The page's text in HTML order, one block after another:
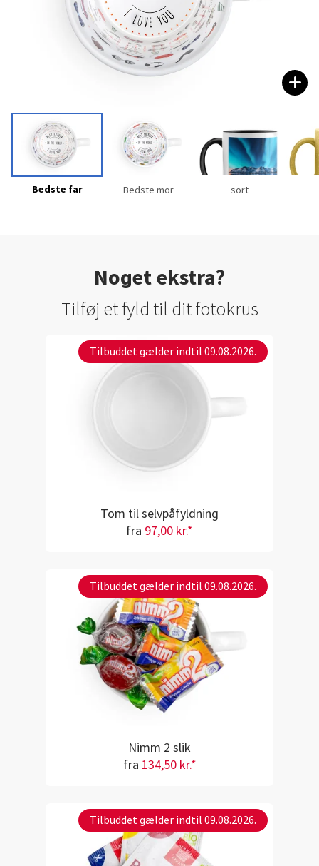
Bedste far Bedste mor sort
Noget ekstra?
Tilføj et fyld til dit fotokrus
Tilbuddet gælder indtil 09.08.2026.
Tom til selvpåfyldning
fra 97,00 kr.*
Tilbuddet gælder indtil 09.08.2026.
Nimm 2 slik
fra 134,50 kr.*
Tilbuddet gælder indtil 09.08.2026.